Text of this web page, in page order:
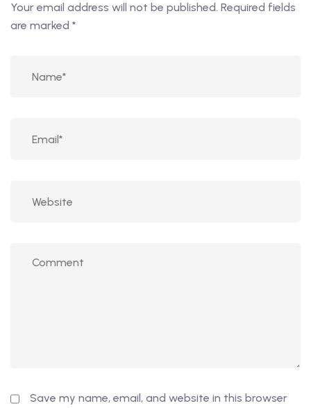
Your email address will not be published. Required fields
are marked *
Save my name, email, and website in this browser